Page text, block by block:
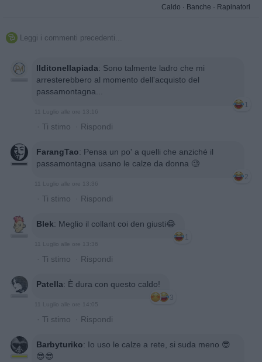
Caldo · Banche · Rapinatori
 Leggi i commenti precedenti...
Ilditonellapiada: Sono talmente ladro che mi
arresterebbero al momento dell'acquisto del
passamontagna...
1
· Ti stimo · Rispondi
FarangTao: Pensa un po' a quelli che anziché il
passamontagna usano le calze da donna 🧐
2
· Ti stimo · Rispondi
Blek: Meglio il collant coi den giusti😂
1
· Ti stimo · Rispondi
Patella: È dura con questo caldo!
3
· Ti stimo · Rispondi
Barbyturiko: Io uso le calze a rete, si suda meno 😎
😎😎